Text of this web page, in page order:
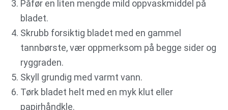
Påfør en liten mengde mild oppvaskmiddel på
bladet.
Skrubb forsiktig bladet med en gammel
tannbørste, vær oppmerksom på begge sider og
ryggraden.
Skyll grundig med varmt vann.
Tørk bladet helt med en myk klut eller
papirhåndkle.